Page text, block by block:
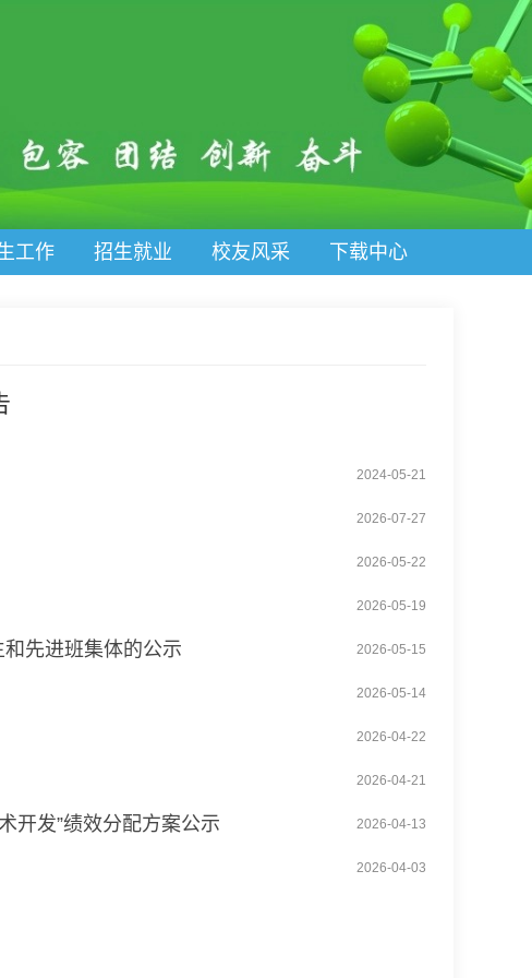
工作 招生就业 校友风采 下载中心
2024-05-21
2026-07-27
2026-05-22
2026-05-19
先进班集体的公示 2026-05-15
2026-05-14
2026-04-22
2026-04-21
开发”绩效分配方案公示 2026-04-13
2026-04-03